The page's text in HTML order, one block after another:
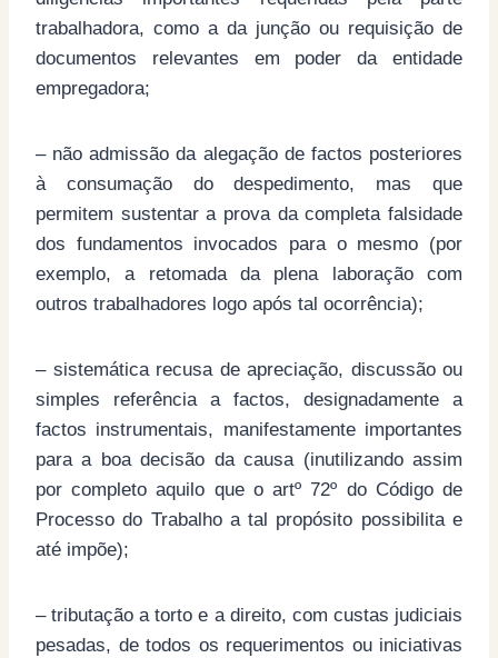
trabalhadora, como a da junção ou requisição de
documentos relevantes em poder da entidade
empregadora;
– não admissão da alegação de factos posteriores
à consumação do despedimento, mas que
permitem sustentar a prova da completa falsidade
dos fundamentos invocados para o mesmo (por
exemplo, a retomada da plena laboração com
outros trabalhadores logo após tal ocorrência);
– sistemática recusa de apreciação, discussão ou
simples referência a factos, designadamente a
factos instrumentais, manifestamente importantes
para a boa decisão da causa (inutilizando assim
por completo aquilo que o artº 72º do Código de
Processo do Trabalho a tal propósito possibilita e
até impõe);
– tributação a torto e a direito, com custas judiciais
pesadas, de todos os requerimentos ou iniciativas